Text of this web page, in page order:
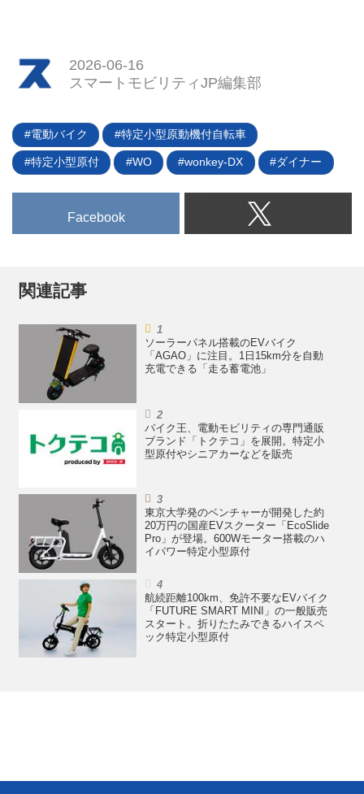
2026-06-16
スマートモビリティJP編集部
電動バイク 特定小型原動機付自転車
特定小型原付 WO wonkey-DX ダイナー
Facebook
関連記事
ソーラーパネル搭載のEVバイク
「AGAO」に注目。1日15km分を自動
充電できる「走る蓄電池」
バイク王、電動モビリティの専門通販
ブランド「トクテコ」を展開。特定小
型原付やシニアカーなどを販売
東京大学発のベンチャーが開発した約
20万円の国産EVスクーター「EcoSlide
Pro」が登場。600Wモーター搭載のハ
イパワー特定小型原付
航続距離100km、免許不要なEVバイク
「FUTURE SMART MINI」の一般販売
スタート。折りたたみできるハイスペ
ック特定小型原付